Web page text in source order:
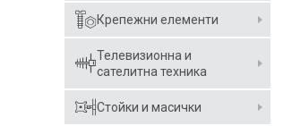
Крепежни елементи
Телевизионна и
сателитна техника
Стойки и масички